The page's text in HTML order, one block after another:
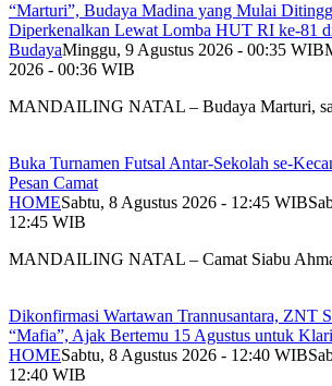
“Marturi”, Budaya Madina yang Mulai
Diperkenalkan Lewat Lomba HUT RI ke-81
BudayaMinggu, 9 Agustus 2026 - 00:35 WIB
2026 - 00:36 WIB
MANDAILING NATAL – Budaya Marturi,
Buka Turnamen Futsal Antar-Sekolah se-
Pesan Camat
HOMESabtu, 8 Agustus 2026 - 12:45 WIB
12:45 WIB
MANDAILING NATAL – Camat Siabu
Dikonfirmasi Wartawan Trannusantara, ZNT
“Mafia”, Ajak Bertemu 15 Agustus untuk
HOMESabtu, 8 Agustus 2026 - 12:40 WIB
12:40 WIB